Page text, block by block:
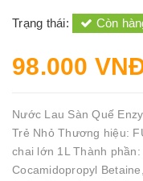
Trạng thái: Còn
98.000
Nước Lau Sàn Quế
Trẻ Nhỏ Thương hiệu:
chai lớn 1L Thành
Cocamidopropyl